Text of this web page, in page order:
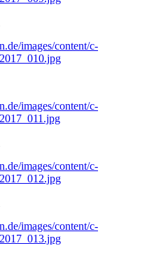
images/content/c-
images/content/c-
images/content/c-
images/content/c-